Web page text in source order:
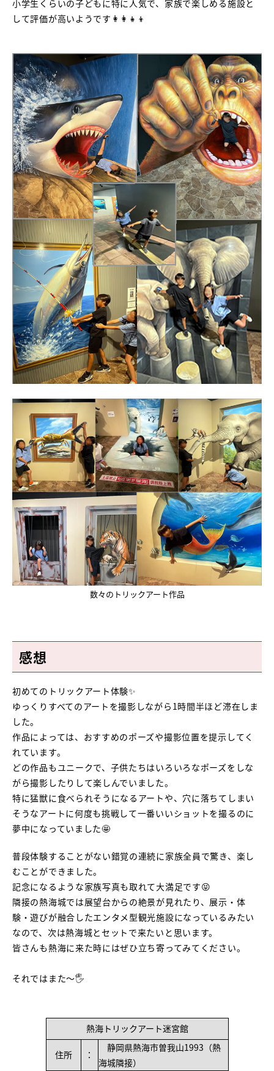
小学生くらいの子どもに特に人気で、家族で楽しめる施設と
して評価が高いようです👩‍👩‍👧‍👦‍
数々のトリックアート作品
感想
初めてのトリックアート体験✨
ゆっくりすべてのアートを撮影しながら1時間半ほど滞在しま
した。
作品によっては、おすすめのポーズや撮影位置を提示してく
れています。
どの作品もユニークで、子供たちはいろいろなポーズをしな
がら撮影したりして楽しんでいました。
特に猛獣に食べられそうになるアートや、穴に落ちてしまい
そうなアートに何度も挑戦して一番いいショットを撮るのに
夢中になっていました🤩
普段体験することがない錯覚の連続に家族全員で驚き、楽し
むことができました。
記念になるような家族写真も取れて大満足です😝
隣接の熱海城では展望台からの絶景が見れたり、展示・体
験・遊びが融合したエンタメ型観光施設になっているみたい
なので、次は熱海城とセットで来たいと思います。
皆さんも熱海に来た時にはぜひ立ち寄ってみてください。
それではまた～🖐️
熱海トリックアート迷宮館
住所 ：
静岡県熱海市曽我山1993（熱
海城隣接）